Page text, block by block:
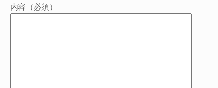
内容（必須）